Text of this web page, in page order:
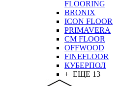
FLOORING
BRONIX
ICON FLOOR
PRIMAVERA
CM FLOOR
OFFWOOD
FINEFLOOR
КУБЕРПОЛ
+ ЕЩЕ 13